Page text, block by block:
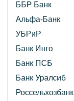
ББР Банк
Альфа-Банк
УБРиР
Банк Инго
Банк ПСБ
Банк Уралсиб
Россельхозбанк